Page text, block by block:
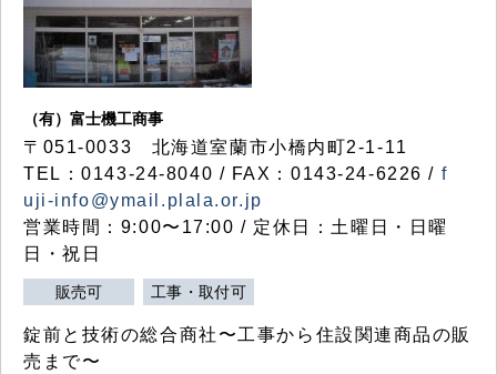
（有）富士機工商事
〒051-0033 北海道室蘭市小橋内町2-1-11
TEL：0143-24-8040 / FAX：0143-24-6226 / f
uji-info@ymail.plala.or.jp
営業時間：9:00〜17:00 / 定休日：土曜日・日曜
日・祝日
販売可 工事・取付可
錠前と技術の総合商社〜工事から住設関連商品の販
売まで〜